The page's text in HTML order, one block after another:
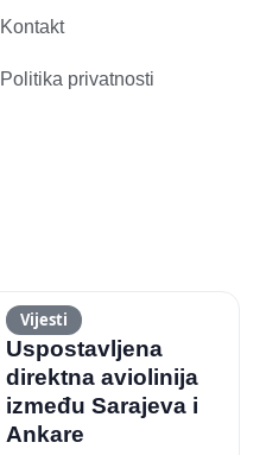
Kontakt
Politika privatnosti
Vijesti
Uspostavljena
direktna aviolinija
između Sarajeva i
Ankare